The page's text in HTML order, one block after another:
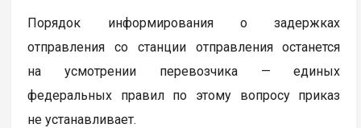
Порядок информирования о задержках
отправления со станции отправления останется
на усмотрении перевозчика — единых
федеральных правил по этому вопросу приказ
не устанавливает.